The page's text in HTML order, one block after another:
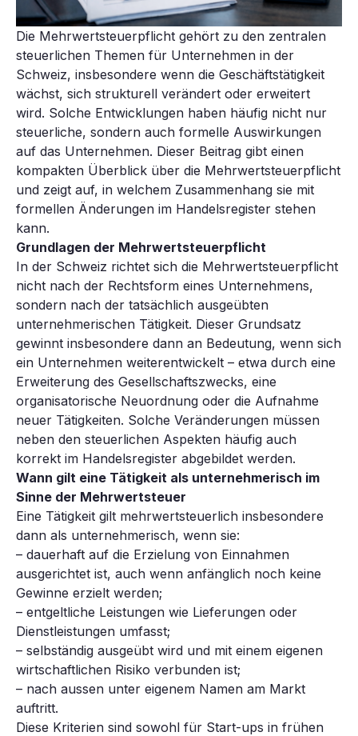
Die Mehrwertsteuerpflicht gehört zu den zentralen
steuerlichen Themen für Unternehmen in der
Schweiz, insbesondere wenn die Geschäftstätigkeit
wächst, sich strukturell verändert oder erweitert
wird. Solche Entwicklungen haben häufig nicht nur
steuerliche, sondern auch formelle Auswirkungen
auf das Unternehmen. Dieser Beitrag gibt einen
kompakten Überblick über die Mehrwertsteuerpflicht
und zeigt auf, in welchem Zusammenhang sie mit
formellen Änderungen im Handelsregister stehen
kann.
Grundlagen der Mehrwertsteuerpflicht
In der Schweiz richtet sich die Mehrwertsteuerpflicht
nicht nach der Rechtsform eines Unternehmens,
sondern nach der tatsächlich ausgeübten
unternehmerischen Tätigkeit. Dieser Grundsatz
gewinnt insbesondere dann an Bedeutung, wenn sich
ein Unternehmen weiterentwickelt – etwa durch eine
Erweiterung des Gesellschaftszwecks, eine
organisatorische Neuordnung oder die Aufnahme
neuer Tätigkeiten. Solche Veränderungen müssen
neben den steuerlichen Aspekten häufig auch
korrekt im Handelsregister abgebildet werden.
Wann gilt eine Tätigkeit als unternehmerisch im
Sinne der Mehrwertsteuer
Eine Tätigkeit gilt mehrwertsteuerlich insbesondere
dann als unternehmerisch, wenn sie:
– dauerhaft auf die Erzielung von Einnahmen
ausgerichtet ist, auch wenn anfänglich noch keine
Gewinne erzielt werden;
– entgeltliche Leistungen wie Lieferungen oder
Dienstleistungen umfasst;
– selbständig ausgeübt wird und mit einem eigenen
wirtschaftlichen Risiko verbunden ist;
– nach aussen unter eigenem Namen am Markt
auftritt.
Diese Kriterien sind sowohl für Start-ups in frühen